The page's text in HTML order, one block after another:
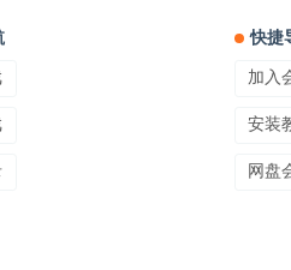
快捷
加入
安装
网盘